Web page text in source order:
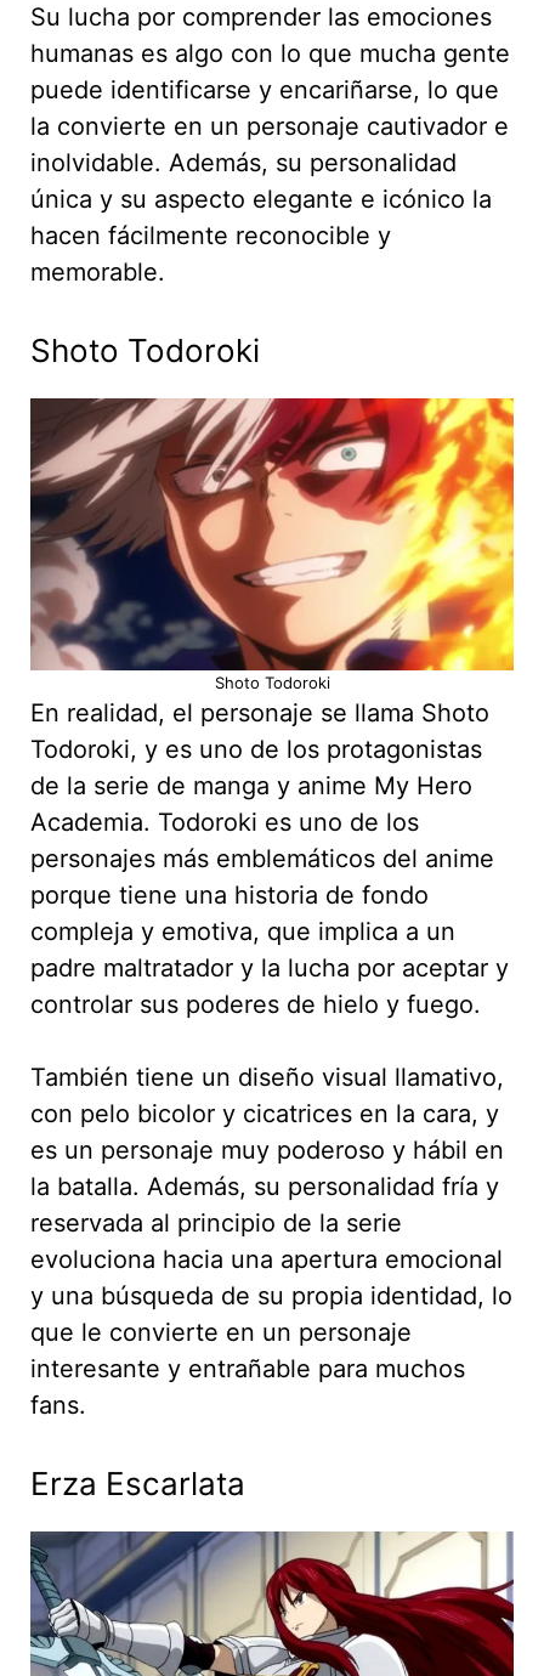
Su lucha por comprender las emociones
humanas es algo con lo que mucha gente
puede identificarse y encariñarse, lo que
la convierte en un personaje cautivador e
inolvidable. Además, su personalidad
única y su aspecto elegante e icónico la
hacen fácilmente reconocible y
memorable.
Shoto Todoroki
Shoto Todoroki
En realidad, el personaje se llama Shoto
Todoroki, y es uno de los protagonistas
de la serie de manga y anime My Hero
Academia. Todoroki es uno de los
personajes más emblemáticos del anime
porque tiene una historia de fondo
compleja y emotiva, que implica a un
padre maltratador y la lucha por aceptar y
controlar sus poderes de hielo y fuego.
También tiene un diseño visual llamativo,
con pelo bicolor y cicatrices en la cara, y
es un personaje muy poderoso y hábil en
la batalla. Además, su personalidad fría y
reservada al principio de la serie
evoluciona hacia una apertura emocional
y una búsqueda de su propia identidad, lo
que le convierte en un personaje
interesante y entrañable para muchos
fans.
Erza Escarlata